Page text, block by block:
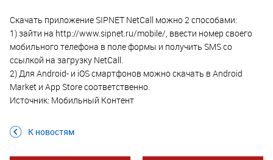
Скачать приложение SIPNET NetCall можно 2 способами:
1) зайти на http://www.sipnet.ru/mobile/, ввести номер своего
мобильного телефона в поле формы и получить SMS со
ссылкой на загрузку NetCall.
2) Для Android- и iOS смартфонов можно скачать в Android
Market и App Store соответственно.
Источник: Мобильный Контент
К новостям